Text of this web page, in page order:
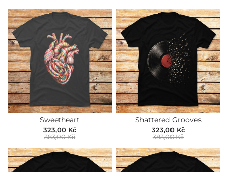
Sweetheart
323,00 Kč
383,00 Kč
Shattered Grooves
323,00 Kč
383,00 Kč